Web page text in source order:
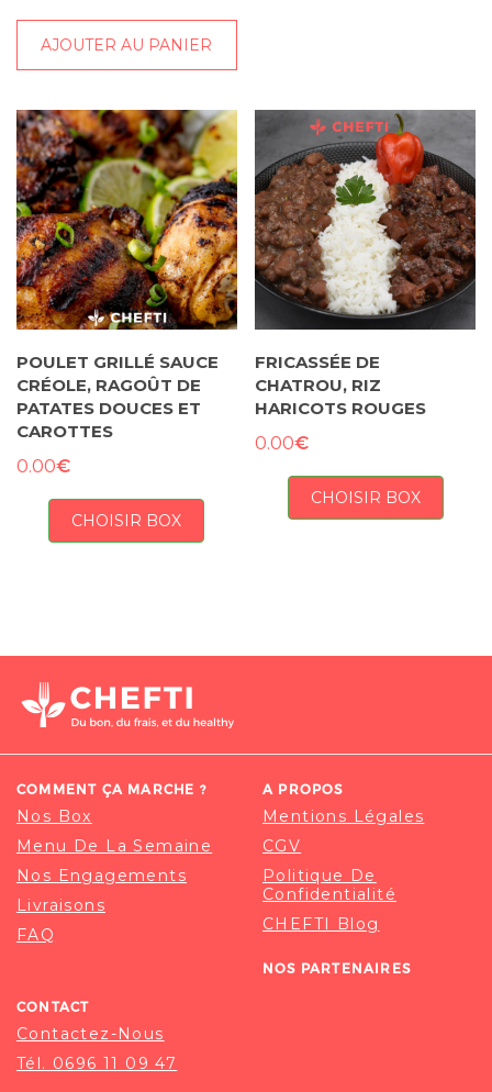
AJOUTER AU PANIER
POULET GRILLÉ SAUCE
CRÉOLE, RAGOÛT DE
PATATES DOUCES ET
CAROTTES
0.00€
CHOISIR BOX
FRICASSÉE DE
CHATROU, RIZ
HARICOTS ROUGES
0.00€
CHOISIR BOX
COMMENT ÇA MARCHE ?
Nos Box
Menu De La Semaine
Nos Engagements
Livraisons
FAQ
A PROPOS
Mentions Légales
CGV
Politique De
Confidentialité
CHEFTI Blog
NOS PARTENAIRES
CONTACT
Contactez-Nous
Tél. 0696 11 09 47